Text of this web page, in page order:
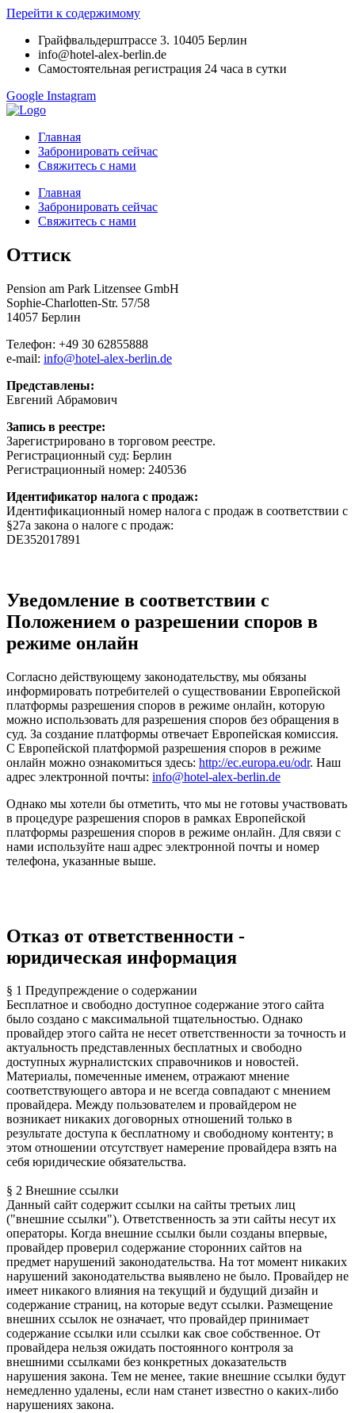
Перейти к содержимому
Грайфвальдерштрассе 3. 10405 Берлин
info@hotel-alex-berlin.de
Самостоятельная регистрация 24 часа в сутки
Google Instagram
Главная
Забронировать сейчас
Свяжитесь с нами
Главная
Забронировать сейчас
Свяжитесь с нами
Оттиск
Pension am Park Litzensee GmbH
Sophie-Charlotten-Str. 57/58
14057 Берлин
Телефон: +49 30 62855888
e-mail: info@hotel-alex-berlin.de
Представлены:
Евгений Абрамович
Запись в реестре:
Зарегистрировано в торговом реестре.
Регистрационный суд: Берлин
Регистрационный номер: 240536
Идентификатор налога с продаж:
Идентификационный номер налога с продаж в соответствии с
§27a закона о налоге с продаж:
DE352017891
Уведомление в соответствии с
Положением о разрешении споров в
режиме онлайн
Согласно действующему законодательству, мы обязаны
информировать потребителей о существовании Европейской
платформы разрешения споров в режиме онлайн, которую
можно использовать для разрешения споров без обращения в
суд. За создание платформы отвечает Европейская комиссия.
С Европейской платформой разрешения споров в режиме
онлайн можно ознакомиться здесь: http://ec.europa.eu/odr. Наш
адрес электронной почты: info@hotel-alex-berlin.de
Однако мы хотели бы отметить, что мы не готовы участвовать
в процедуре разрешения споров в рамках Европейской
платформы разрешения споров в режиме онлайн. Для связи с
нами используйте наш адрес электронной почты и номер
телефона, указанные выше.
Отказ от ответственности -
юридическая информация
§ 1 Предупреждение о содержании
Бесплатное и свободно доступное содержание этого сайта
было создано с максимальной тщательностью. Однако
провайдер этого сайта не несет ответственности за точность и
актуальность представленных бесплатных и свободно
доступных журналистских справочников и новостей.
Материалы, помеченные именем, отражают мнение
соответствующего автора и не всегда совпадают с мнением
провайдера. Между пользователем и провайдером не
возникает никаких договорных отношений только в
результате доступа к бесплатному и свободному контенту; в
этом отношении отсутствует намерение провайдера взять на
себя юридические обязательства.
§ 2 Внешние ссылки
Данный сайт содержит ссылки на сайты третьих лиц
("внешние ссылки"). Ответственность за эти сайты несут их
операторы. Когда внешние ссылки были созданы впервые,
провайдер проверил содержание сторонних сайтов на
предмет нарушений законодательства. На тот момент никаких
нарушений законодательства выявлено не было. Провайдер не
имеет никакого влияния на текущий и будущий дизайн и
содержание страниц, на которые ведут ссылки. Размещение
внешних ссылок не означает, что провайдер принимает
содержание ссылки или ссылки как свое собственное. От
провайдера нельзя ожидать постоянного контроля за
внешними ссылками без конкретных доказательств
нарушения закона. Тем не менее, такие внешние ссылки будут
немедленно удалены, если нам станет известно о каких-либо
нарушениях закона.